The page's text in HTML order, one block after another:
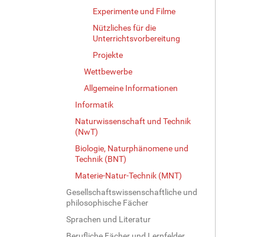
Experimente und Filme
Nützliches für die
Unterrichtsvorbereitung
Projekte
Wettbewerbe
Allgemeine Informationen
Informatik
Naturwissenschaft und Technik
(NwT)
Biologie, Naturphänomene und
Technik (BNT)
Materie-Natur-Technik (MNT)
Gesellschaftswissenschaftliche und
philosophische Fächer
Sprachen und Literatur